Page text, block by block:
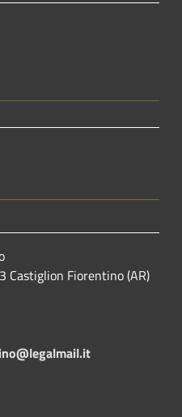
Castiglion Fiorentino (AR)